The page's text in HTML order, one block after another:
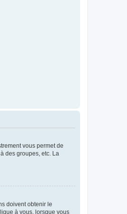
vous permet de
des groupes, etc. La
doivent obtenir le
à vous, lorsque vous